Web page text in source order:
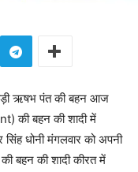
ऋषभ पंत की बहन आज
की बहन की शादी में
धोनी मंगलवार को अपनी
बहन की शादी कीरत में